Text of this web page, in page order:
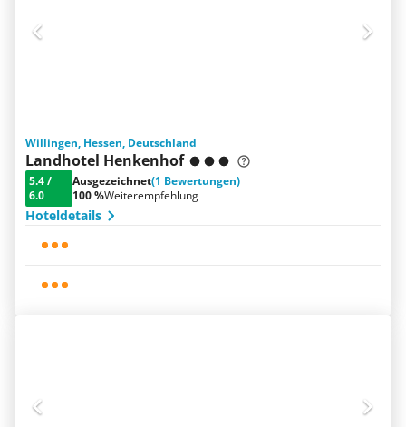
Willingen, Hessen, Deutschland
Landhotel Henkenhof
5.4/
6.0
Ausgezeichnet(1 Bewertungen)
100 %Weiterempfehlung
Hoteldetails